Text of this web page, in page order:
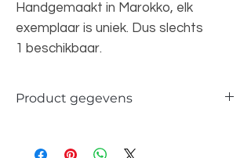
Handgemaakt in Marokko, elk
exemplaar is uniek. Dus slechts
1 beschikbaar.
Product gegevens
Maat poef: 60x60x25 cm